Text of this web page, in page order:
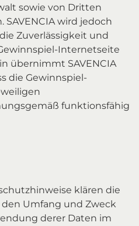
sowie von Dritten
wird jedoch
Zuverlässigkeit und
Internetseite
übernimmt SAVENCIA
die Gewinnspiel-
funktionsfähig
klären die
Umfang und Zweck
derer Daten im